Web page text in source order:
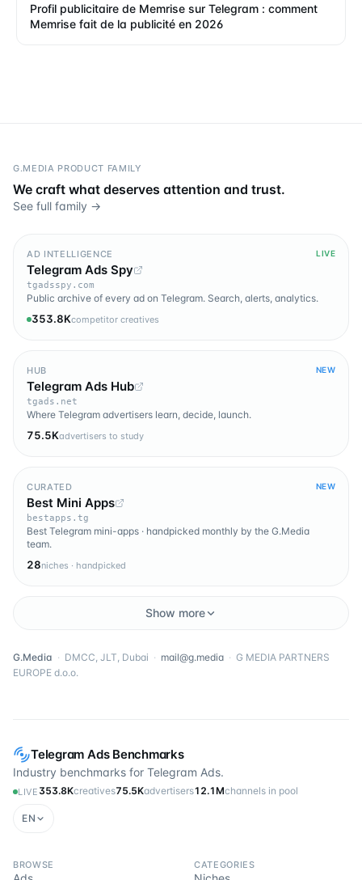
Profil publicitaire de Memrise sur Telegram : comment
Memrise fait de la publicité en 2026
Telegram Ads Benchmarks
Industry benchmarks for Telegram Ads.
LIVE 353.8Kcreatives75.5Kadvertisers12.1Mchannels in pool
EN
BROWSE CATEGORIES
G.MEDIA PRODUCT FAMILY
We craft what deserves attention and trust.
See full family →
AD INTELLIGENCE LIVE
Telegram Ads Spy
tgadsspy.com
Public archive of every ad on Telegram. Search, alerts, analytics.
353.8Kcompetitor creatives
HUB NEW
Telegram Ads Hub
tgads.net
Where Telegram advertisers learn, decide, launch.
75.5Kadvertisers to study
CURATED NEW
Best Mini Apps
bestapps.tg
Best Telegram mini-apps · handpicked monthly by the G.Media
team.
28niches · handpicked
Show more
G.Media · DMCC, JLT, Dubai · mail@g.media · G MEDIA PARTNERS
EUROPE d.o.o.